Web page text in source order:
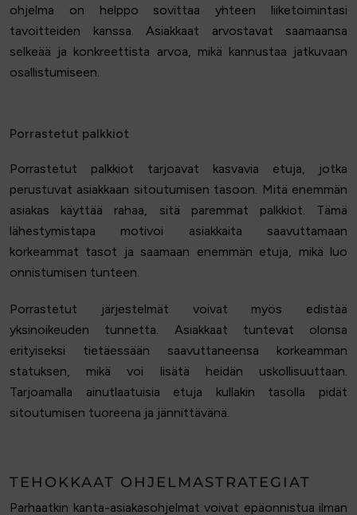
ohjelma on helppo sovittaa yhteen liiketoimintasi
tavoitteiden kanssa. Asiakkaat arvostavat saamaansa
selkeää ja konkreettista arvoa, mikä kannustaa jatkuvaan
osallistumiseen.
Porrastetut palkkiot
Porrastetut palkkiot tarjoavat kasvavia etuja, jotka
perustuvat asiakkaan sitoutumisen tasoon. Mitä enemmän
asiakas käyttää rahaa, sitä paremmat palkkiot. Tämä
lähestymistapa motivoi asiakkaita saavuttamaan
korkeammat tasot ja saamaan enemmän etuja, mikä luo
onnistumisen tunteen.
Porrastetut järjestelmät voivat myös edistää
yksinoikeuden tunnetta. Asiakkaat tuntevat olonsa
erityiseksi tietäessään saavuttaneensa korkeamman
statuksen, mikä voi lisätä heidän uskollisuuttaan.
Tarjoamalla ainutlaatuisia etuja kullakin tasolla pidät
sitoutumisen tuoreena ja jännittävänä.
TEHOKKAAT OHJELMASTRATEGIAT
Parhaatkin kanta-asiakasohjelmat voivat epäonnistua ilman